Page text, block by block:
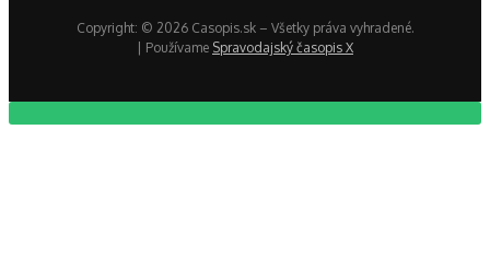
Copyright: © 2026 Casopis.sk – Všetky práva vyhradené.
| Používame Spravodajský časopis X